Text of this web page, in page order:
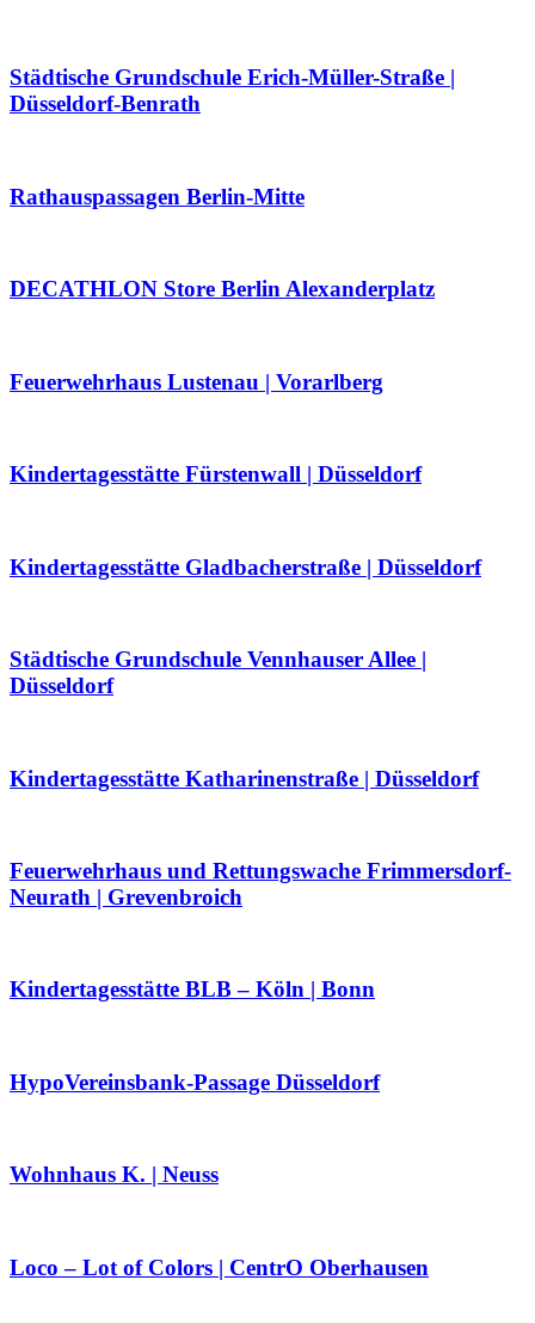
Städtische Grundschule Erich-Müller-Straße |
Düsseldorf-Benrath
Rathauspassagen Berlin-Mitte
DECATHLON Store Berlin Alexanderplatz
Feuerwehrhaus Lustenau | Vorarlberg
Kindertagesstätte Fürstenwall | Düsseldorf
Kindertagesstätte Gladbacherstraße | Düsseldorf
Städtische Grundschule Vennhauser Allee |
Düsseldorf
Kindertagesstätte Katharinenstraße | Düsseldorf
Feuerwehrhaus und Rettungswache Frimmersdorf-
Neurath | Grevenbroich
Kindertagesstätte BLB – Köln | Bonn
HypoVereinsbank-Passage Düsseldorf
Wohnhaus K. | Neuss
Loco – Lot of Colors | CentrO Oberhausen